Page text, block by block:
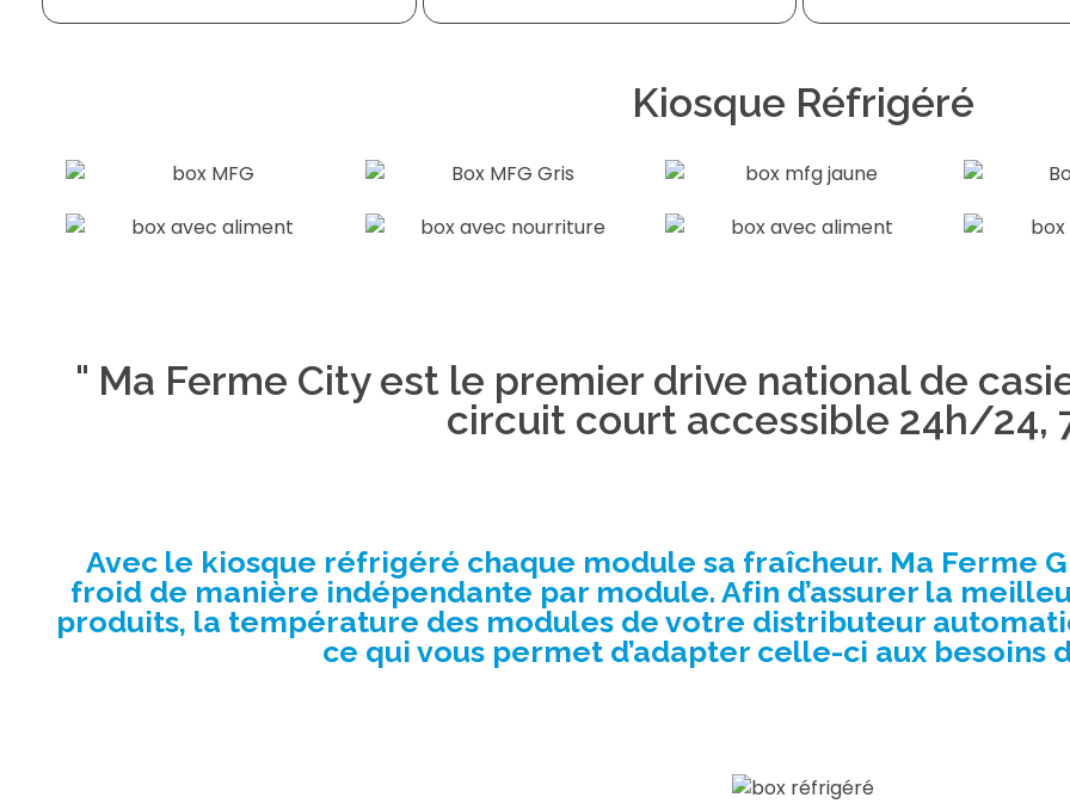
Kiosque Réfrigéré
" Ma Ferme City est le premier drive national de
circuit court accessible 24h/24,
Avec le kiosque réfrigéré chaque module sa fraîcheur. Ma Ferme
froid de manière indépendante par module. Afin d’assurer la
produits, la température des modules de votre distributeur
ce qui vous permet d’adapter celle-ci aux besoins